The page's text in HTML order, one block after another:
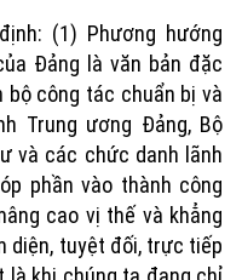
(1) Phương hướng
Đảng là văn bản đặc
bộ công tác chuẩn bị và
Trung ương Đảng, Bộ
và các chức danh lãnh
phần vào thành công
cao vị thế và khẳng
diện, tuyệt đối, trực tiếp